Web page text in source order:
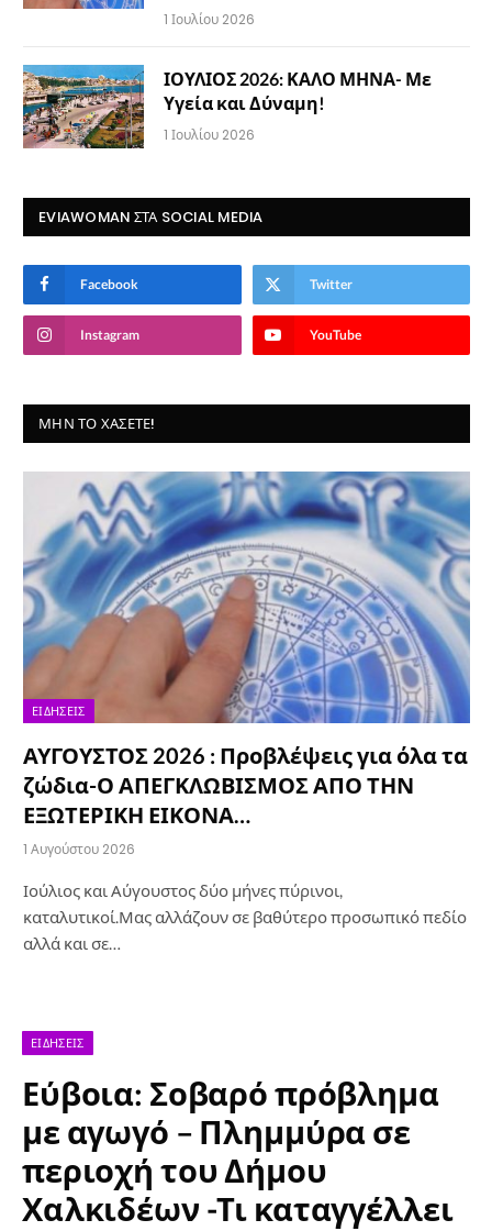
1 Ιουλίου 2026
ΙΟΥΛΙΟΣ 2026: ΚΑΛΟ ΜΗΝΑ- Με
Υγεία και Δύναμη!
1 Ιουλίου 2026
EVIAWOMAN ΣΤΑ SOCIAL MEDIA
Facebook Twitter
Instagram YouTube
ΜΗΝ ΤΟ ΧΆΣΕΤΕ!
ΕΙΔΉΣΕΙΣ
ΑΥΓΟΥΣΤΟΣ 2026 : Προβλέψεις για όλα τα
ζώδια-Ο ΑΠΕΓΚΛΩΒΙΣΜΟΣ ΑΠΟ ΤΗΝ
ΕΞΩΤΕΡΙΚΗ ΕΙΚΟΝΑ…
1 Αυγούστου 2026
Ιούλιος και Αύγουστος δύο μήνες πύρινοι,
καταλυτικοί.Μας αλλάζουν σε βαθύτερο προσωπικό πεδίο
αλλά και σε…
ΕΙΔΉΣΕΙΣ
Εύβοια: Σοβαρό πρόβλημα
με αγωγό – Πλημμύρα σε
περιοχή του Δήμου
Χαλκιδέων -Τι καταγγέλλει